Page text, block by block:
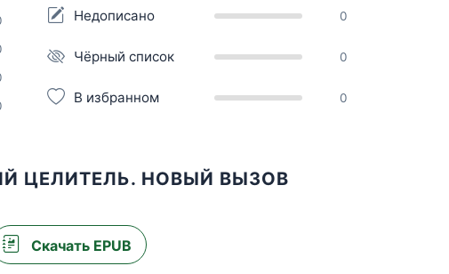
Недописано 0
Чёрный список 0
В избранном 0
ЦЕЛИТЕЛЬ. НОВЫЙ ВЫЗОВ
Скачать EPUB